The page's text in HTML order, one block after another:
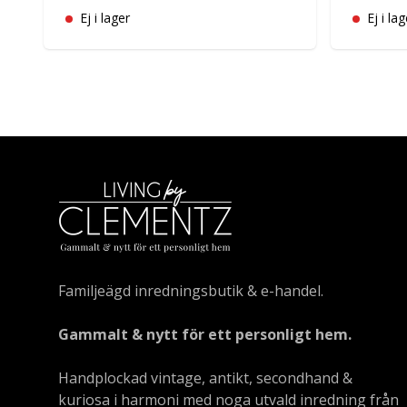
Ej i lager Ej i
Familjeägd inredningsbutik & e-handel.
Gammalt & nytt för ett personligt hem.
Handplockad vintage, antikt, secondhand &
kuriosa i harmoni med noga utvald inredning från